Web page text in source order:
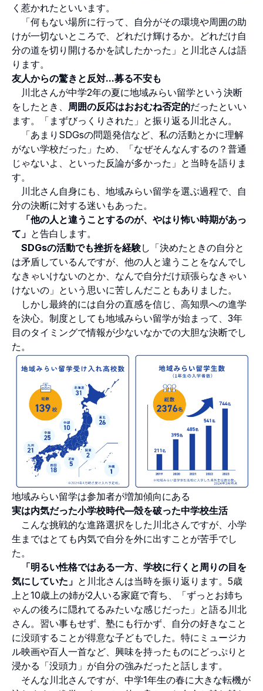
く惹かれたといいます。
「何もない場所に行って、自分がその環境や周囲の助
けが一切ないところで、どれだけ輝けるか。どれだけ自
分の道を切り開けるかを試したかった」と川北さんは語
ります。
友人からの驚きと反対...募る不安も
川北さんが中学2年の夏に地域みらい留学という決断
をしたとき、 周囲の反応はおおむね否定的だったといい
ます。「まずびっくりされた」と振り返る川北さん。
「あまりSDGsの問題発信など、私の活動とかに理解
がない学校だった」ため、「なぜそんなんするの？普通
じゃないよ、といった反論が多かった」と当時を語りま
す。
川北さん自身にも、地域みらい留学を選ぶ過程で、自
分の決断に対する迷いもあった。
「他の人と違うことするのが、やはり怖い時期があっ
て」 と告白します。
SDGsの活動でも挫折を経験し「決めたときの自分と
は矛盾しているんですが、他の人と違うことをなんでし
なきゃいけないのとか、なんで自分だけ頑張らなきゃい
けないの」という思いに苦しんだこともありました。
しかし最終的には自分の直感を信じ、高知県への進学
を決心。制度としても地域みらい留学が始まって、3年
目のタイミングで情報が少ないなかでの大胆な決断でし
た。
地域みらい留学は参加者が増加傾向にある
実は内気だった小学校時代—殻を破った中学校生活
こんな挑戦的な進路選択をした川北さんですが、小学
生まではとても内気で自分を外に出すことが苦手でし
た。
「明るい性格ではある一方、学校に行くと周りの目を
気にしていた」 と川北さんは当時を振り返ります。5歳
上と10歳上の姉が2人いる家庭で育ち、「ずっとお姉ち
ゃんの後ろに隠れてるみたいな感じだった」と語る川北
さん。習い事もせず、塾にも行かず、自分の好きなこと
に没頭することが得意な子どもでした。特にミュージカ
ル映画や百人一首など、興味を持ったものにどっぷりと
浸かる「没頭力」が自分の強みだったと話します。
そんな川北さんですが、中学1年生の春に大きな転機が